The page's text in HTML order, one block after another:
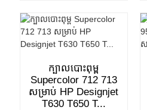
ក្បាលបោះពុម្ព
Supercolor 712 713
សម្រាប់ HP Designjet
T630 T650 T...